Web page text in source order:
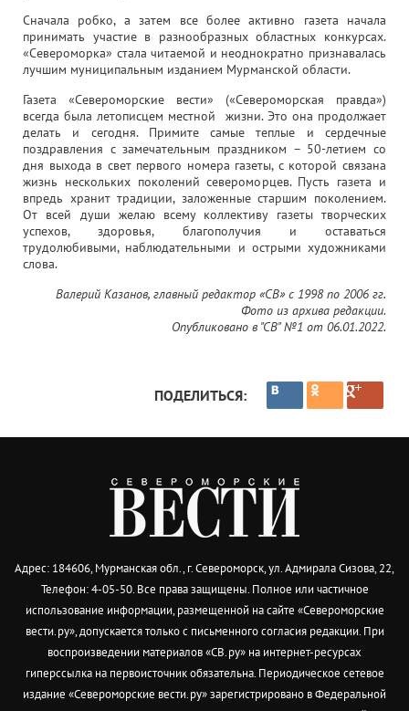
Сначала робко, а затем все более активно газета начала
принимать участие в разнообразных областных конкурсах.
«Североморка» стала читаемой и неоднократно признавалась
лучшим муниципальным изданием Мурманской области.
Газета «Североморские вести» («Североморская правда»)
всегда была летописцем местной жизни. Это она продолжает
делать и сегодня. Примите самые теплые и сердечные
поздравления с замечательным праздником – 50-летием со
дня выхода в свет первого номера газеты, с которой связана
жизнь нескольких поколений североморцев. Пусть газета и
впредь хранит традиции, заложенные старшим поколением.
От всей души желаю всему коллективу газеты творческих
успехов, здоровья, благополучия и оставаться
трудолюбивыми, наблюдательными и острыми художниками
слова.
Валерий Казанов, главный редактор «СВ» с 1998 по 2006 гг.
Фото из архива редакции.
Опубликовано в "СВ" №1 от 06.01.2022.
ПОДЕЛИТЬСЯ:
Адрес: 184606, Мурманская обл., г. Североморск, ул. Адмирала Сизова, 22,
Телефон: 4-05-50. Все права защищены. Полное или частичное
использование информации, размещенной на сайте «Североморские
вести.ру», допускается только с письменного согласия редакции. При
воспроизведении материалов «СВ.ру» на интернет-ресурсах
гиперссылка на первоисточник обязательна. Периодическое сетевое
издание «Североморские вести.ру» зарегистрировано в Федеральной